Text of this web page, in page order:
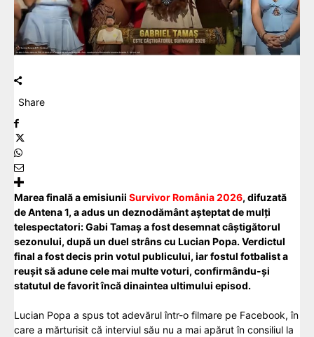
Share
Marea finală a emisiunii Survivor România 2026, difuzată
de Antena 1, a adus un deznodământ așteptat de mulți
telespectatori: Gabi Tamaș a fost desemnat câștigătorul
sezonului, după un duel strâns cu Lucian Popa. Verdictul
final a fost decis prin votul publicului, iar fostul fotbalist a
reușit să adune cele mai multe voturi, confirmându-și
statutul de favorit încă dinaintea ultimului episod.
Lucian Popa a spus tot adevărul într-o filmare pe Facebook, în
care a mărturisit că interviul său nu a mai apărut în consiliul la